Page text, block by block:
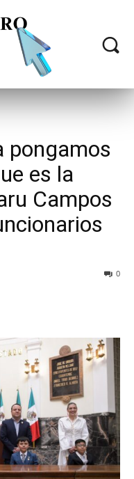
pongamos
es la
Campos
0